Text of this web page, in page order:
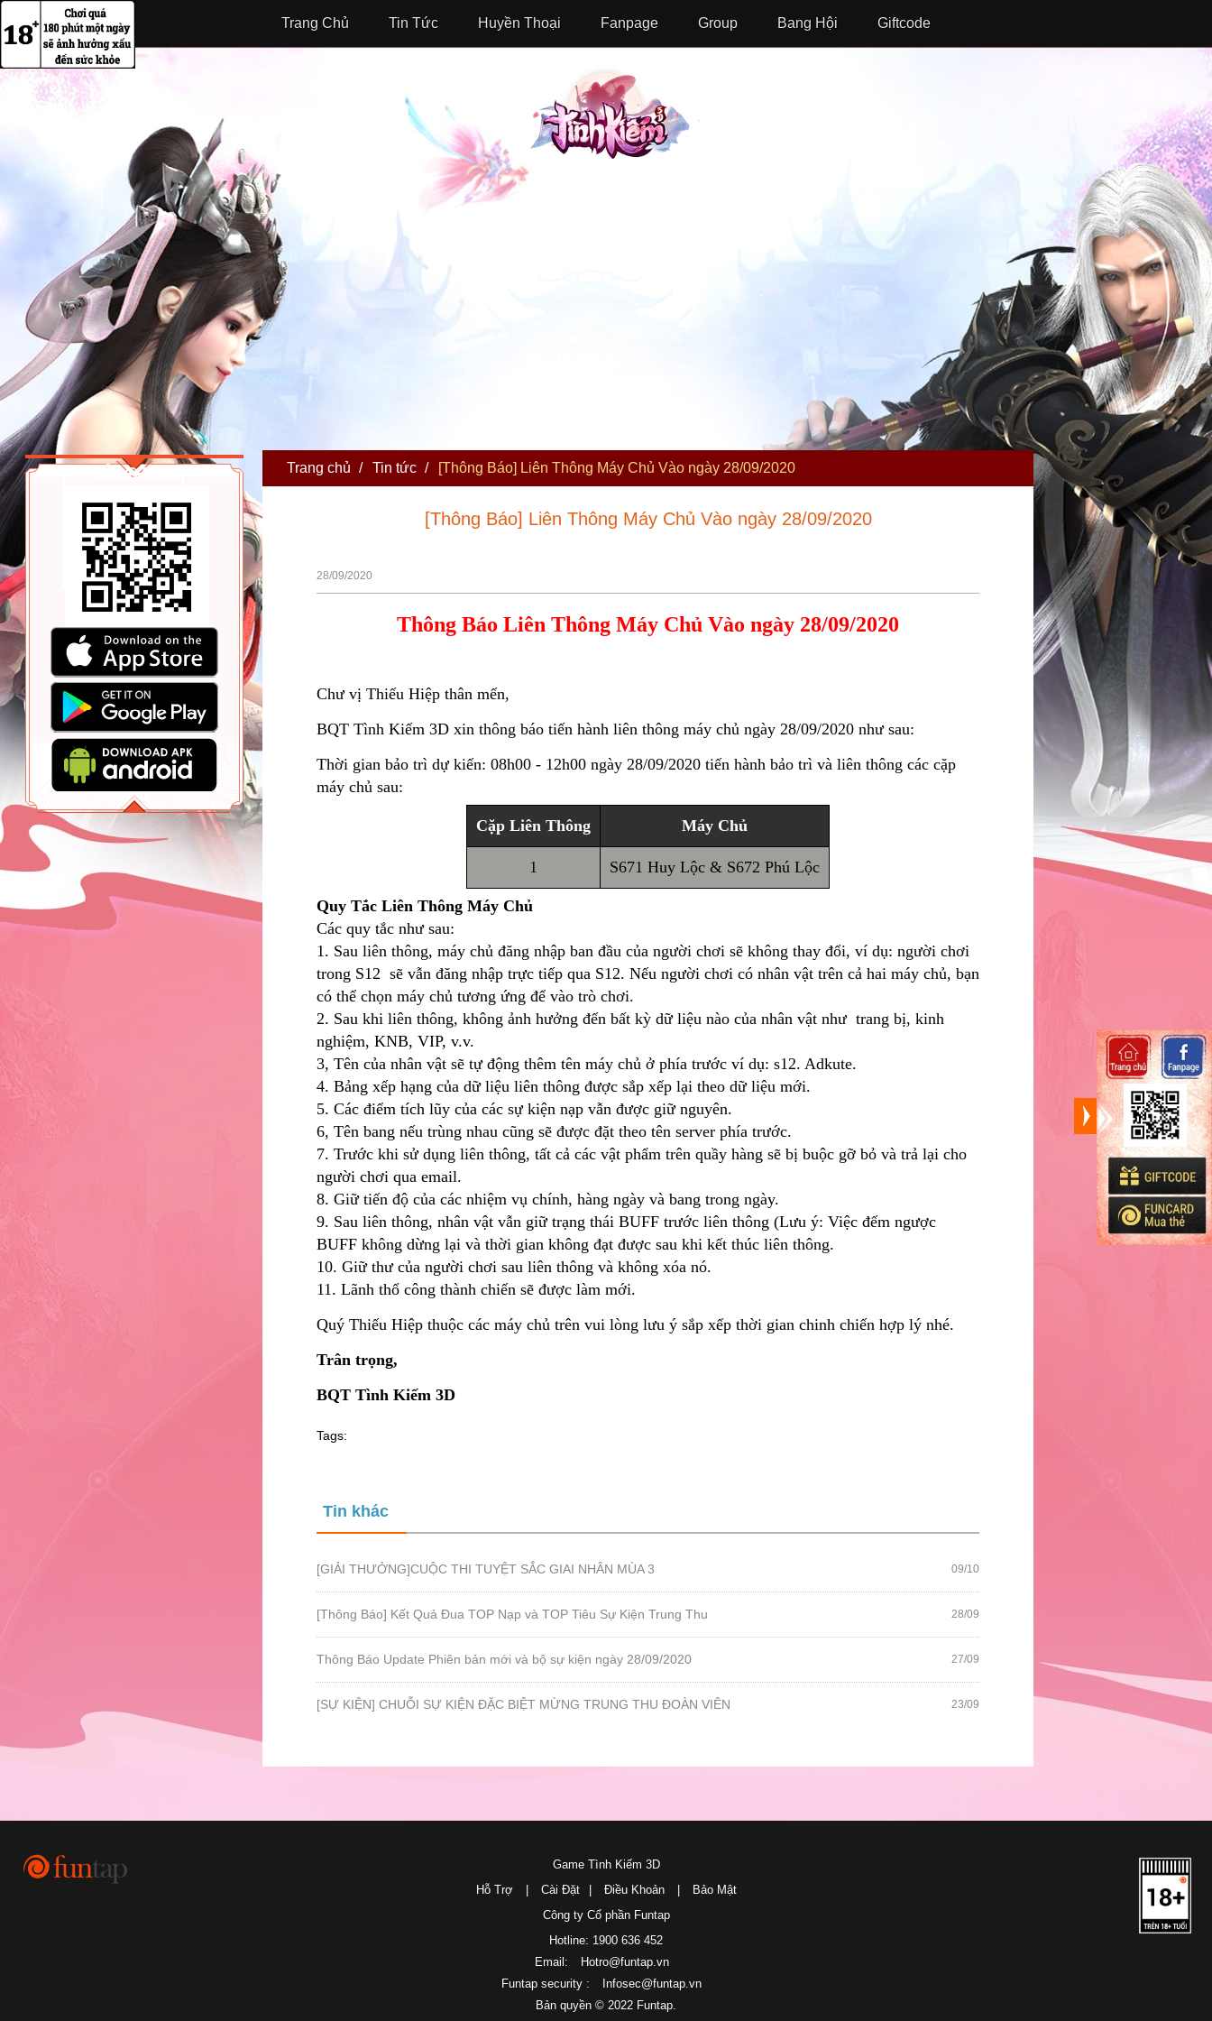
Trang Chủ Tin Tức Huyền Thoại Fanpage Group Bang Hội Giftcode
TẢI GAME Trang chủ / Tin tức / [Thông Báo] Liên Thông Máy Chủ Vào ngày 28/09/2020
[Thông Báo] Liên Thông Máy Chủ Vào ngày 28/09/2020
28/09/2020
Thông Báo Liên Thông Máy Chủ Vào ngày 28/09/2020
Chư vị Thiếu Hiệp thân mến,
BQT Tình Kiếm 3D xin thông báo tiến hành liên thông máy chủ ngày 28/09/2020 như sau:
Thời gian bảo trì dự kiến: 08h00 - 12h00 ngày 28/09/2020 tiến hành bảo trì và liên thông các cặp
máy chủ sau:
Cặp Liên Thông Máy Chủ
1 S671 Huy Lộc & S672 Phú Lộc
Quy Tắc Liên Thông Máy Chủ
Các quy tắc như sau:
1. Sau liên thông, máy chủ đăng nhập ban đầu của người chơi sẽ không thay đổi, ví dụ: người chơi
trong S12 sẽ vẫn đăng nhập trực tiếp qua S12. Nếu người chơi có nhân vật trên cả hai máy chủ, bạn
có thể chọn máy chủ tương ứng để vào trò chơi.
2. Sau khi liên thông, không ảnh hưởng đến bất kỳ dữ liệu nào của nhân vật như trang bị, kinh
nghiệm, KNB, VIP, v.v.
3, Tên của nhân vật sẽ tự động thêm tên máy chủ ở phía trước ví dụ: s12. Adkute.
4. Bảng xếp hạng của dữ liệu liên thông được sắp xếp lại theo dữ liệu mới.
5. Các điểm tích lũy của các sự kiện nạp vẫn được giữ nguyên.
6, Tên bang nếu trùng nhau cũng sẽ được đặt theo tên server phía trước.
7. Trước khi sử dụng liên thông, tất cả các vật phẩm trên quầy hàng sẽ bị buộc gỡ bỏ và trả lại cho
người chơi qua email.
8. Giữ tiến độ của các nhiệm vụ chính, hàng ngày và bang trong ngày.
9. Sau liên thông, nhân vật vẫn giữ trạng thái BUFF trước liên thông (Lưu ý: Việc đếm ngược
BUFF không dừng lại và thời gian không đạt được sau khi kết thúc liên thông.
10. Giữ thư của người chơi sau liên thông và không xóa nó.
11. Lãnh thổ công thành chiến sẽ được làm mới.
Quý Thiếu Hiệp thuộc các máy chủ trên vui lòng lưu ý sắp xếp thời gian chinh chiến hợp lý nhé.
Trân trọng,
BQT Tình Kiếm 3D
Tags:
Tin khác
[GIẢI THƯỞNG]CUỘC THI TUYỆT SẮC GIAI NHÂN MÙA 3 09/10
[Thông Báo] Kết Quả Đua TOP Nạp và TOP Tiêu Sự Kiện Trung Thu 28/09
Thông Báo Update Phiên bản mới và bộ sự kiện ngày 28/09/2020 27/09
[SỰ KIỆN] CHUỖI SỰ KIỆN ĐẶC BIỆT MỪNG TRUNG THU ĐOÀN VIÊN 23/09
Game Tình Kiếm 3D
Hỗ Trợ
Cài Đặt Điều Khoản
Bảo Mật
Công ty Cổ phần Funtap
Hotline: 1900 636 452
Email:
Hotro@funtap.vn
Funtap security :
Infosec@funtap.vn
Bản quyền © 2022 Funtap.